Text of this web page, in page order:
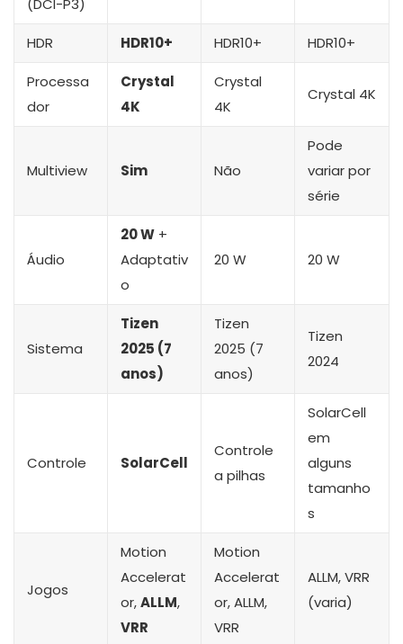
(DCI-P3)
HDR HDR10+ HDR10+ HDR10+
Processa
dor
Crystal
4K
Crystal
4K
Crystal 4K
Multiview Sim Não
Pode
variar por
série
Áudio
20 W +
Adaptativ
o
20 W 20 W
Sistema
Tizen
2025 (7
anos)
Tizen
2025 (7
anos)
Tizen
2024
Controle SolarCell
Controle
a pilhas
SolarCell
em
alguns
tamanho
s
Jogos
Motion
Accelerat
or,ALLM,
VRR
Motion
Accelerat
or, ALLM,
VRR
ALLM, VRR
(varia)